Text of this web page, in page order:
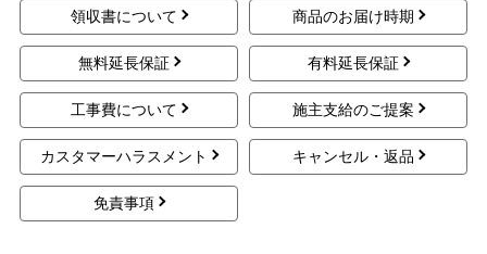
領収書について 商品のお届け時期
無料延長保証 有料延長保証
工事費について 施主支給のご提案
カスタマーハラスメント キャンセル・返品
免責事項